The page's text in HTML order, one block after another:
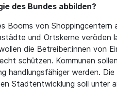
des Bundes abbilden?
Booms von Shoppingcentern
und Ortskerne veröden
die Betreiber:innen von
schützen. Kommunen
handlungsfähiger werden.
Stadtentwicklung soll unter